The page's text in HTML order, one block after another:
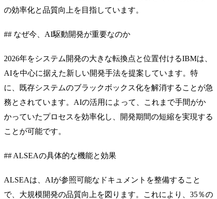
の効率化と品質向上を目指しています。
## なぜ今、AI駆動開発が重要なのか
2026年をシステム開発の大きな転換点と位置付けるIBMは、
AIを中心に据えた新しい開発手法を提案しています。特
に、既存システムのブラックボックス化を解消することが急
務とされています。AIの活用によって、これまで手間がか
かっていたプロセスを効率化し、開発期間の短縮を実現する
ことが可能です。
## ALSEAの具体的な機能と効果
ALSEAは、AIが参照可能なドキュメントを整備すること
で、大規模開発の品質向上を図ります。これにより、35％の